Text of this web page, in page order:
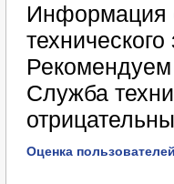
Служба
Оценка